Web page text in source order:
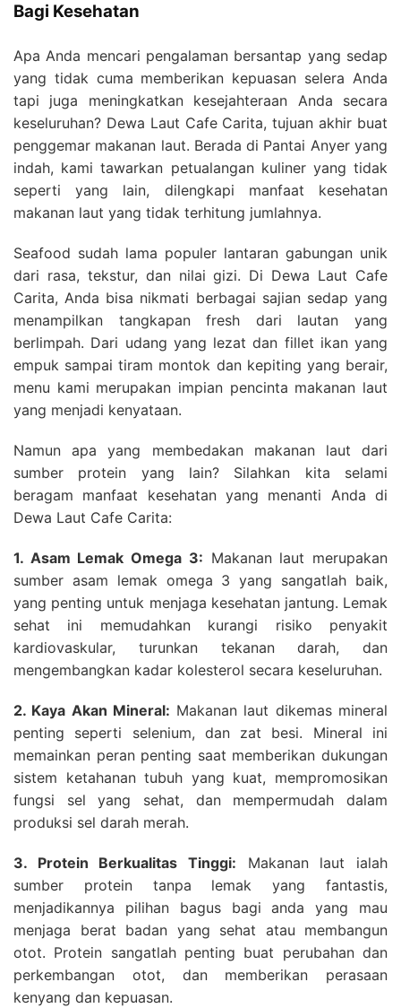
Bagi Kesehatan
Apa Anda mencari pengalaman bersantap yang sedap
yang tidak cuma memberikan kepuasan selera Anda
tapi juga meningkatkan kesejahteraan Anda secara
keseluruhan? Dewa Laut Cafe Carita, tujuan akhir buat
penggemar makanan laut. Berada di Pantai Anyer yang
indah, kami tawarkan petualangan kuliner yang tidak
seperti yang lain, dilengkapi manfaat kesehatan
makanan laut yang tidak terhitung jumlahnya.
Seafood sudah lama populer lantaran gabungan unik
dari rasa, tekstur, dan nilai gizi. Di Dewa Laut Cafe
Carita, Anda bisa nikmati berbagai sajian sedap yang
menampilkan tangkapan fresh dari lautan yang
berlimpah. Dari udang yang lezat dan fillet ikan yang
empuk sampai tiram montok dan kepiting yang berair,
menu kami merupakan impian pencinta makanan laut
yang menjadi kenyataan.
Namun apa yang membedakan makanan laut dari
sumber protein yang lain? Silahkan kita selami
beragam manfaat kesehatan yang menanti Anda di
Dewa Laut Cafe Carita:
1. Asam Lemak Omega 3: Makanan laut merupakan
sumber asam lemak omega 3 yang sangatlah baik,
yang penting untuk menjaga kesehatan jantung. Lemak
sehat ini memudahkan kurangi risiko penyakit
kardiovaskular, turunkan tekanan darah, dan
mengembangkan kadar kolesterol secara keseluruhan.
2. Kaya Akan Mineral: Makanan laut dikemas mineral
penting seperti selenium, dan zat besi. Mineral ini
memainkan peran penting saat memberikan dukungan
sistem ketahanan tubuh yang kuat, mempromosikan
fungsi sel yang sehat, dan mempermudah dalam
produksi sel darah merah.
3. Protein Berkualitas Tinggi: Makanan laut ialah
sumber protein tanpa lemak yang fantastis,
menjadikannya pilihan bagus bagi anda yang mau
menjaga berat badan yang sehat atau membangun
otot. Protein sangatlah penting buat perubahan dan
perkembangan otot, dan memberikan perasaan
kenyang dan kepuasan.